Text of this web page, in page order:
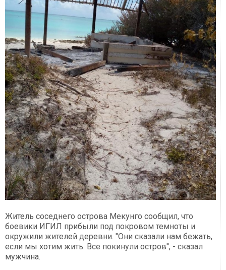
Житель соседнего острова Мекунго сообщил, что
боевики ИГИЛ прибыли под покровом темноты и
окружили жителей деревни. "Они сказали нам бежать,
если мы хотим жить. Все покинули остров'', - сказал
мужчина.